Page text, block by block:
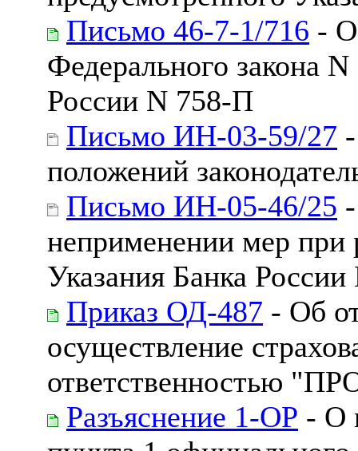
Письмо 46-7-1/716 -
Федерального закона
России N 758-П
Письмо ИН-03-59/27
положений
Письмо ИН-05-46/25
неприменении мер при
Указания Банка
Приказ ОД-487 - Об
осуществление
ответственностью
Разъяснение 1-ОР - О